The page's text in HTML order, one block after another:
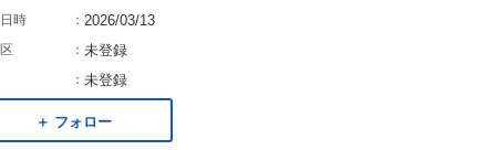
時 ： 2026/03/13
： 未登録
： 未登録
＋ フォロー